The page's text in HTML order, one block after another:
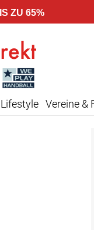
ZU 65%
Lifestyle Vereine &